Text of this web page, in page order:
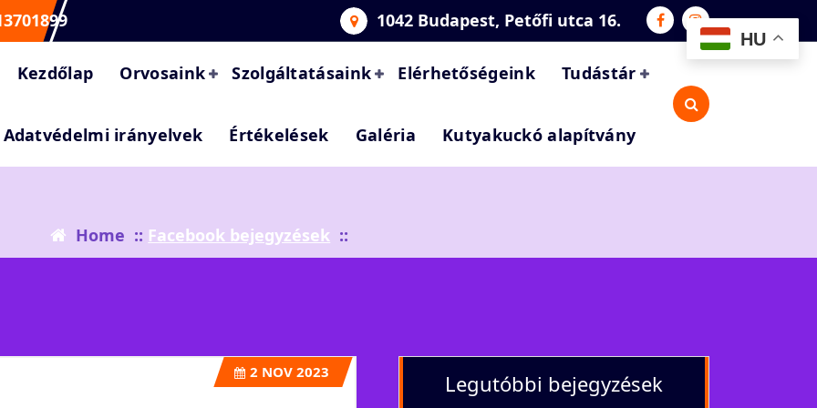
1042 Budapest, Petőfi utca 16.
Kezdőlap Orvosaink Szolgáltatásaink Elérhetőségeink Tudástár
Adatvédelmi irányelvek Értékelések Galéria Kutyakuckó alapítvány
Home :: Facebook bejegyzések ::
2 NOV 2023 Legutóbbi bejegyzések
HU